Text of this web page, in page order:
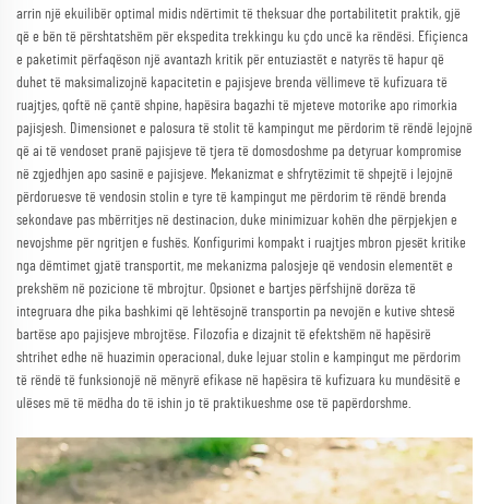
arrin një ekuilibër optimal midis ndërtimit të theksuar dhe portabilitetit praktik, gjë
që e bën të përshtatshëm për ekspedita trekkingu ku çdo uncë ka rëndësi. Efiçienca
e paketimit përfaqëson një avantazh kritik për entuziastët e natyrës të hapur që
duhet të maksimalizojnë kapacitetin e pajisjeve brenda vëllimeve të kufizuara të
ruajtjes, qoftë në çantë shpine, hapësira bagazhi të mjeteve motorike apo rimorkia
pajisjesh. Dimensionet e palosura të stolit të kampingut me përdorim të rëndë lejojnë
që ai të vendoset pranë pajisjeve të tjera të domosdoshme pa detyruar kompromise
në zgjedhjen apo sasinë e pajisjeve. Mekanizmat e shfrytëzimit të shpejtë i lejojnë
përdoruesve të vendosin stolin e tyre të kampingut me përdorim të rëndë brenda
sekondave pas mbërritjes në destinacion, duke minimizuar kohën dhe përpjekjen e
nevojshme për ngritjen e fushës. Konfigurimi kompakt i ruajtjes mbron pjesët kritike
nga dëmtimet gjatë transportit, me mekanizma palosjeje që vendosin elementët e
prekshëm në pozicione të mbrojtur. Opsionet e bartjes përfshijnë dorëza të
integruara dhe pika bashkimi që lehtësojnë transportin pa nevojën e kutive shtesë
bartëse apo pajisjeve mbrojtëse. Filozofia e dizajnit të efektshëm në hapësirë
shtrihet edhe në huazimin operacional, duke lejuar stolin e kampingut me përdorim
të rëndë të funksionojë në mënyrë efikase në hapësira të kufizuara ku mundësitë e
ulëses më të mëdha do të ishin jo të praktikueshme ose të papërdorshme.